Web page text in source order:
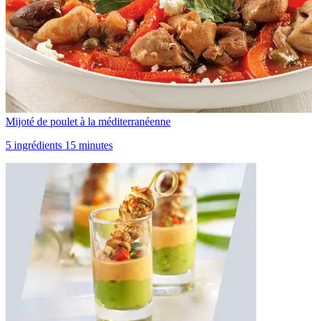
Mijoté de poulet à la méditerranéenne
5 ingrédients 15 minutes